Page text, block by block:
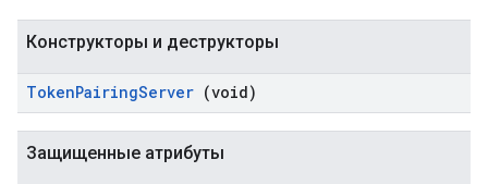
Конструкторы и деструкторы
TokenPairingServer (void)
Защищенные атрибуты